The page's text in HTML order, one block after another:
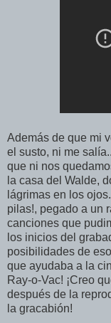
Además de que mi
el susto, ni me
que ni nos
la casa del Walde,
lágrimas en los ojos.
pilas!, pegado a un
canciones que
los inicios del
posibilidades de
que ayudaba a la
Ray-o-Vac! ¡Creo
después de la
la gracabión!